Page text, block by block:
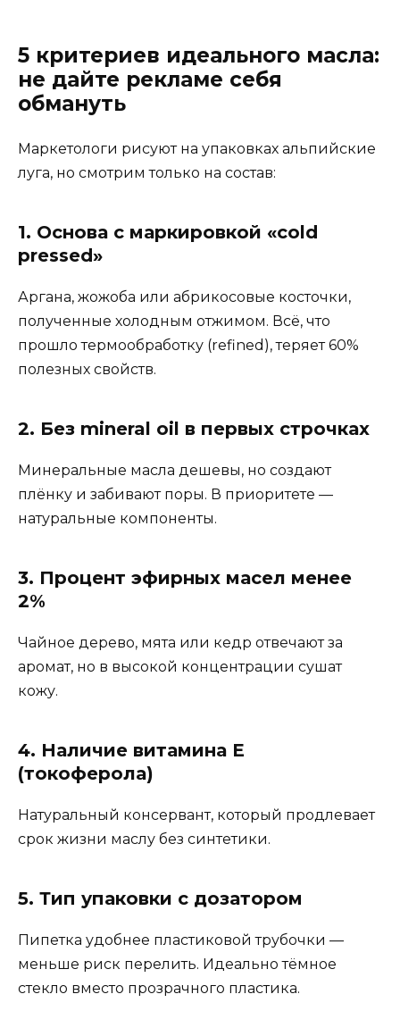
5 критериев идеального масла:
не дайте рекламе себя
обмануть
Маркетологи рисуют на упаковках альпийские
луга, но смотрим только на состав:
1. Основа с маркировкой «cold
pressed»
Аргана, жожоба или абрикосовые косточки,
полученные холодным отжимом. Всё, что
прошло термообработку (refined), теряет 60%
полезных свойств.
2. Без mineral oil в первых строчках
Минеральные масла дешевы, но создают
плёнку и забивают поры. В приоритете —
натуральные компоненты.
3. Процент эфирных масел менее
2%
Чайное дерево, мята или кедр отвечают за
аромат, но в высокой концентрации сушат
кожу.
4. Наличие витамина E
(токоферола)
Натуральный консервант, который продлевает
срок жизни маслу без синтетики.
5. Тип упаковки с дозатором
Пипетка удобнее пластиковой трубочки —
меньше риск перелить. Идеально тёмное
стекло вместо прозрачного пластика.